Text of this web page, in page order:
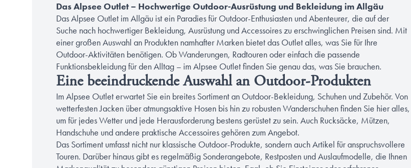
Das Alpsee Outlet – Hochwertige Outdoor-Ausrüstung und Bekleidung im Allgäu
Das Alpsee Outlet im Allgäu ist ein Paradies für Outdoor-Enthusiasten und Abenteurer, die auf der
Suche nach hochwertiger Bekleidung, Ausrüstung und Accessoires zu erschwinglichen Preisen sind. Mit
einer großen Auswahl an Produkten namhafter Marken bietet das Outlet alles, was Sie für Ihre
Outdoor-Aktivitäten benötigen. Ob Wanderungen, Radtouren oder einfach die passende
Funktionsbekleidung für den Alltag – im Alpsee Outlet finden Sie genau das, was Sie brauchen.
Eine beeindruckende Auswahl an Outdoor-Produkten
Im Alpsee Outlet erwartet Sie ein breites Sortiment an Outdoor-Bekleidung, Schuhen und Zubehör. Von
wetterfesten Jacken über atmungsaktive Hosen bis hin zu robusten Wanderschuhen finden Sie hier alles,
um für jedes Wetter und jede Herausforderung bestens gerüstet zu sein. Auch Rucksäcke, Mützen,
Handschuhe und andere praktische Accessoires gehören zum Angebot.
Das Sortiment umfasst nicht nur klassische Outdoor-Produkte, sondern auch Artikel für anspruchsvollere
Touren. Darüber hinaus gibt es regelmäßig Sonderangebote, Restposten und Auslaufmodelle, die Ihnen